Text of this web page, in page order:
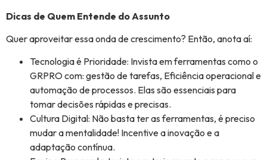
Dicas de Quem Entende do Assunto
Quer aproveitar essa onda de crescimento? Então, anota aí:
Tecnologia é Prioridade: Invista em ferramentas como o
GRPRO com: gestão de tarefas, Eficiência operacional e
automação de processos. Elas são essenciais para
tomar decisões rápidas e precisas.
Cultura Digital: Não basta ter as ferramentas, é preciso
mudar a mentalidade! Incentive a inovação e a
adaptação contínua.